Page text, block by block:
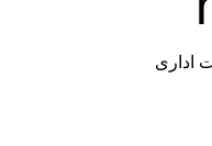
اداری